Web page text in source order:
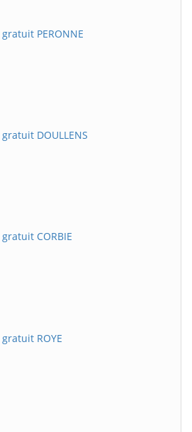
PERONNE
DOULLENS
CORBIE
ROYE